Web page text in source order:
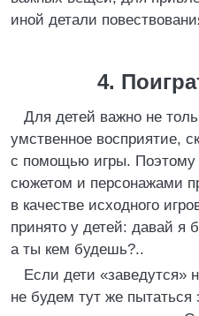
иной детали
4.
Для детей важно не
умственное восприятие,
с помощью игры. Поэтому
сюжетом и персонажами
в качестве исходного
принято у детей: давай я
а ты кем будешь?..
Если дети «заведутся»
не будем тут же пытаться